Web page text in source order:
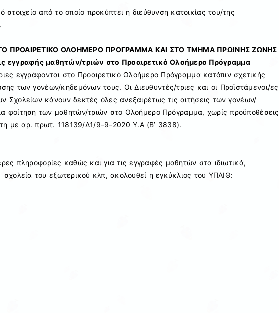
στοιχείο από το οποίο προκύπτει η διεύθυνση κατοικίας του/της
ΠΡΟΑΙΡΕΤΙΚΟ ΟΛΟΗΜΕΡΟ ΠΡΟΓΡΑΜΜΑ ΚΑΙ ΣΤΟ ΤΜΗΜΑ ΠΡΩΙΝΗΣ ΖΩΝΗΣ
εγγραφής μαθητών/τριών στο Προαιρετικό Ολοήμερο Πρόγραμμα
εγγράφονται στο Προαιρετικό Ολοήμερο Πρόγραμμα κατόπιν σχετικής
των γονέων/κηδεμόνων τους. Οι Διευθυντές/τριες και οι Προϊστάμενοι/ες
Σχολείων κάνουν δεκτές όλες ανεξαιρέτως τις αιτήσεις των γονέων/
φοίτηση των μαθητών/τριών στο Ολοήμερο Πρόγραμμα, χωρίς προϋποθέσεις
με αρ. πρωτ. 118139/Δ1/9–9–2020 Υ.Α (Β’ 3838).
πληροφορίες καθώς και για τις εγγραφές μαθητών στα ιδιωτικά,
σχολεία του εξωτερικού κλπ, ακολουθεί η εγκύκλιος του ΥΠΑΙΘ: